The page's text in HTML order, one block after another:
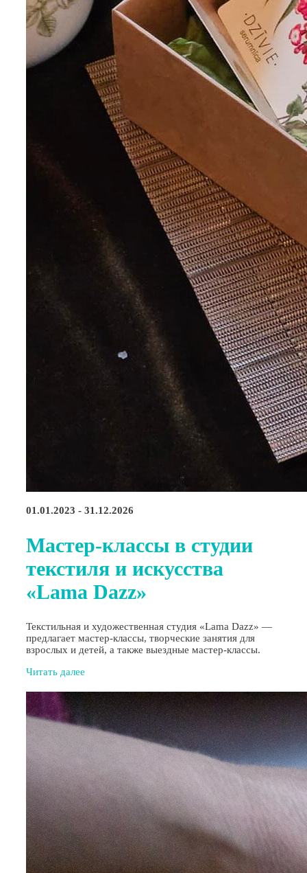
01.01.2023 - 31.12.2026
Мастер-классы в студии
текстиля и искусства
«Lama Dazz»
Текстильная и художественная студия «Lama Dazz» —
предлагает мастер-классы, творческие занятия для
взрослых и детей, а также выездные мастер-классы.
Читать далее